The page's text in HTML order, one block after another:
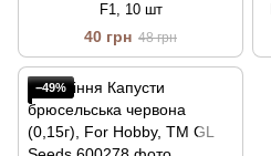
F1, 10 шт
40 грн 48 грн
−49%